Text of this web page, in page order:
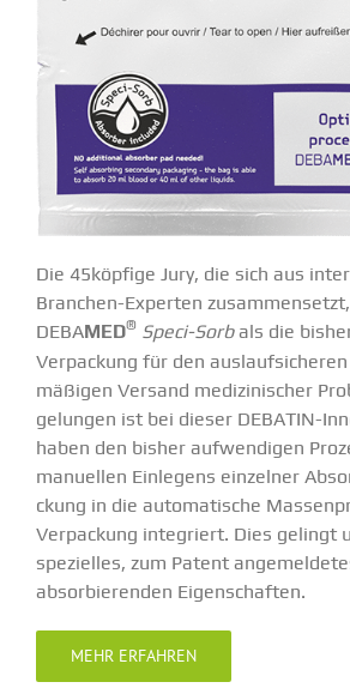
Die 45köpfige Jury, die sich aus
Branchen-Experten
DEBAMED® Speci-Sorbals die
Verpa­ckung für den
mä­ßigen Versand medizi­ni­scher
gelungen ist bei dieser DEBATIN-
haben den bisher aufwen­digen
manuellen Einlegens einzelner
ckung in die automa­tische
Verpa­ckung integriert. Dies gelingt
spezi­elles, zum Patent
absor­bie­renden Eigen­schaften.
MEHR ERFAHREN